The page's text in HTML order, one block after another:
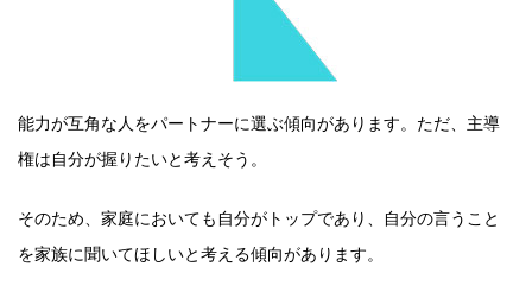
能力が互角な人をパートナーに選ぶ傾向があります。ただ、主導
権は自分が握りたいと考えそう。
そのため、家庭においても自分がトップであり、自分の言うこと
を家族に聞いてほしいと考える傾向があります。